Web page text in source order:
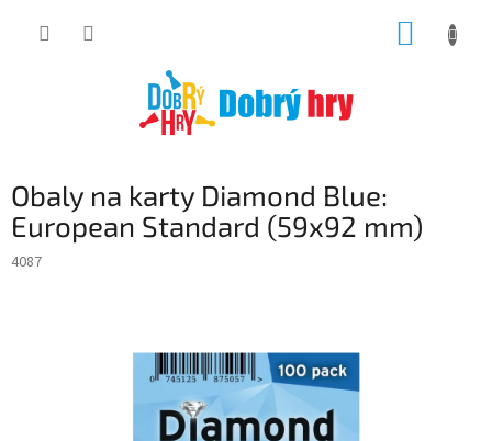
Obaly na karty Diamond Blue:
European Standard (59x92 mm)
4087